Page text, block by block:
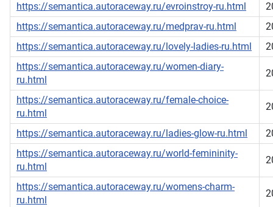
https://semantica.autoraceway.ru/evroinstroy-ru.html
https://semantica.autoraceway.ru/medprav-ru.html
https://semantica.autoraceway.ru/lovely-ladies-ru.html
https://semantica.autoraceway.ru/women-diary-
ru.html
https://semantica.autoraceway.ru/female-choice-
ru.html
https://semantica.autoraceway.ru/ladies-glow-ru.html
https://semantica.autoraceway.ru/world-femininity-
ru.html
https://semantica.autoraceway.ru/womens-charm-
ru.html